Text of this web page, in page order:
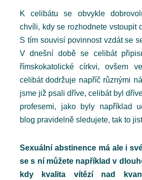
K celibátu se obvykle
chvíli, kdy se rozhodnete vstoupit
S tím souvisí povinnost vzdát se
V dnešní době se celibát
římskokatolické církvi, ovšem
celibát dodržuje napříč různými
jsme již psali dříve, celibát byl
profesemi, jako byly například
blog pravidelně sledujete, tak to
Sexuální abstinence má ale i
se s ní můžete například v
kdy kvalita vítězí nad